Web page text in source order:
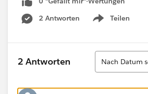
2 Antworten
Teilen
Show menu
2 Antworten
Sortieren
Nach Datum